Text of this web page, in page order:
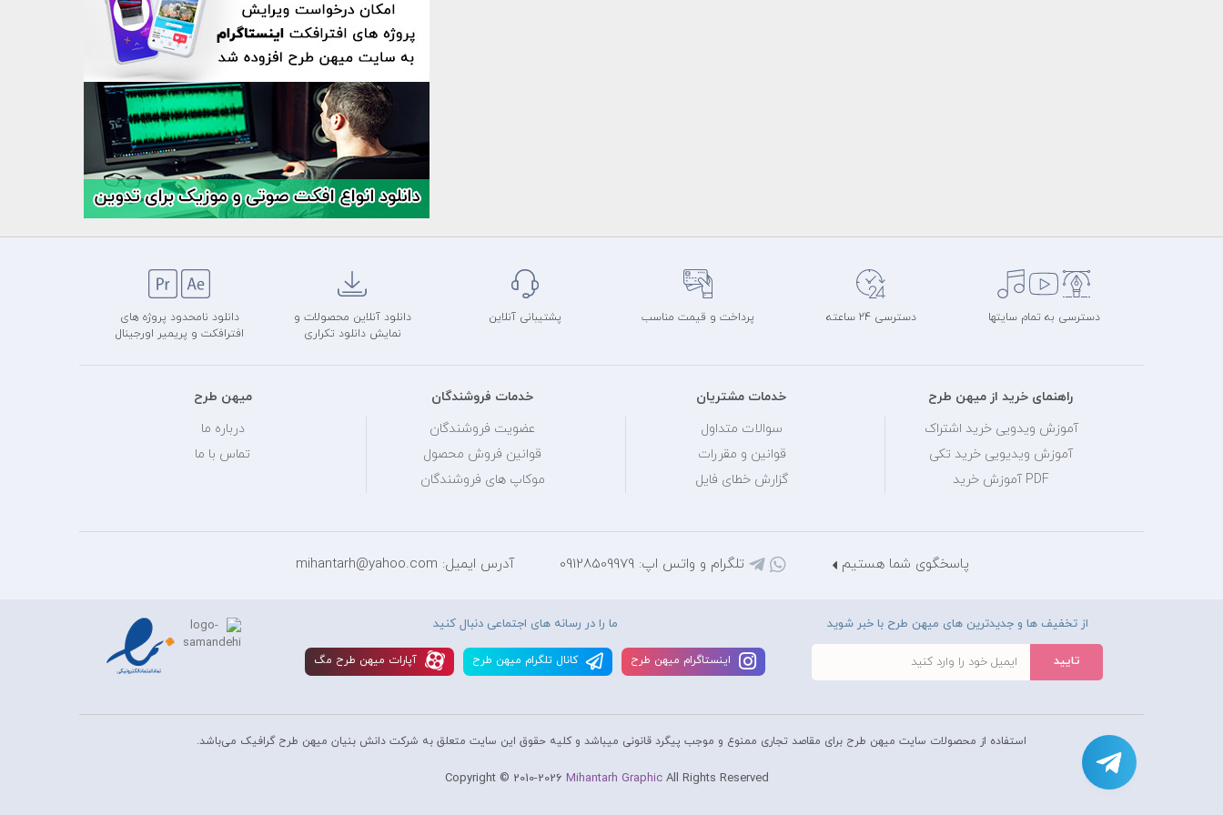
دسترسی به تمام سایتها دسترسی 24 ساعته پرداخت و قیمت مناسب پشتیبانی آنلاین
دانلود آنلاین محصولات و
نمایش دانلود تکراری
دانلود نامحدود پروژه های
افترافکت و پریمیر اورجینال
راهنمای خرید از میهن طرح
آموزش ویدویی خرید اشتراک
آموزش ویدیویی خرید تکی
PDF آموزش خرید
خدمات مشتریان
سوالات متداول
قوانین و مقررات
گزارش خطای فایل
خدمات فروشندگان
عضویت فروشندگان
قوانین فروش محصول
موکاپ های فروشندگان
میهن طرح
درباره ما
تماس با ما
پاسخگوی شما هستیم تلگرام و واتس اپ: 09128509979 آدرس ایمیل: mihantarh@yahoo.com
از تخفیف ها و جدیدترین های میهن طرح با خبر شوید ما را در رسانه های اجتماعی دنبال کنید
اينستاگرام ميهن طرح کانال تلگرام ميهن طرح آپارات ميهن طرح مگ
استفاده از محصولات سايت میهن طرح برای مقاصد تجاری ممنوع و موجب پیگرد قانونی میباشد و کليه حقوق اين سايت متعلق به شرکت دانش بنیان میهن طرح گرافیک می‌باشد.
Copyright © 2010-2026 Mihantarh Graphic All Rights Reserved